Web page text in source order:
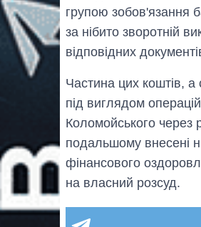
групою зобов'язання
за нібито зворотній
відповідних
Частина цих коштів,
під виглядом
Коломойського через
подальшому внесені
фінансового
на власний розсуд.